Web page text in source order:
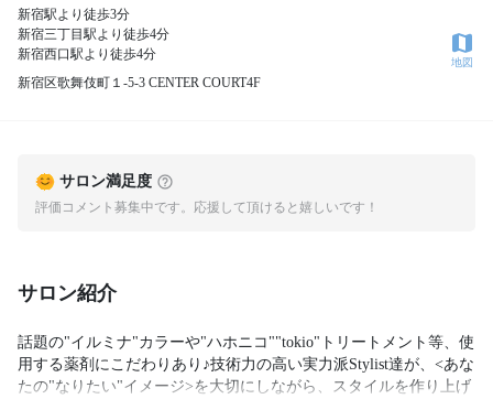
新宿駅より徒歩3分
新宿三丁目駅より徒歩4分
新宿西口駅より徒歩4分
新宿区歌舞伎町１-5-3 CENTER COURT4F
地図
サロン満足度
評価コメント募集中です。応援して頂けると嬉しいです！
サロン紹介
話題の"イルミナ"カラーや"ハホニコ""tokio"トリートメント等、使
用する薬剤にこだわりあり♪技術力の高い実力派Stylist達が、<あな
たの"なりたい"イメージ>を大切にしながら、スタイルを作り上げ